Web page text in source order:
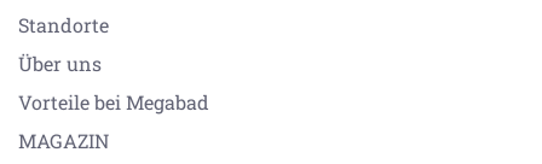
Standorte
Über uns
Vorteile bei Megabad
MAGAZIN